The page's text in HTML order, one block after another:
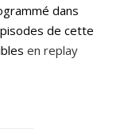
dans
de cette
en replay